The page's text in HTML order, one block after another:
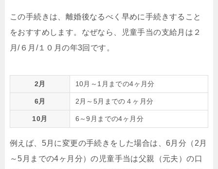
この手続きは、離婚後なるべく早めに手続きすること
をおすすめします。なぜなら、児童手当の支給月は２
月/６月/１０月の年3回です。
2月 10月～1月までの4ヶ月分
6月 2月～5月までの４ヶ月分
10月 6～9月までの4ヶ月分
例えば、5月に変更の手続きをした場合は、6月分（2月
～5月までの4ヶ月分）の児童手当は父親（元夫）の口